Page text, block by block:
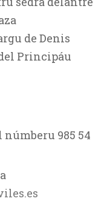
de Denis
Principáu
985 54